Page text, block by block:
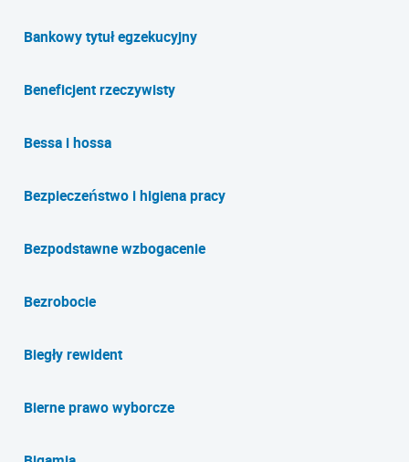
Bankowy tytuł egzekucyjny
Beneficjent rzeczywisty
Bessa i hossa
Bezpieczeństwo i higiena pracy
Bezpodstawne wzbogacenie
Bezrobocie
Biegły rewident
Bierne prawo wyborcze